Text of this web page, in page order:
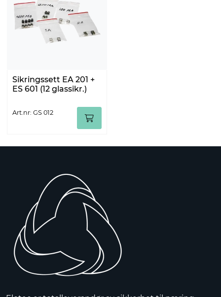
Sikringssett EA 201 +
ES 601 (12 glassikr.)
Art.nr: GS 012